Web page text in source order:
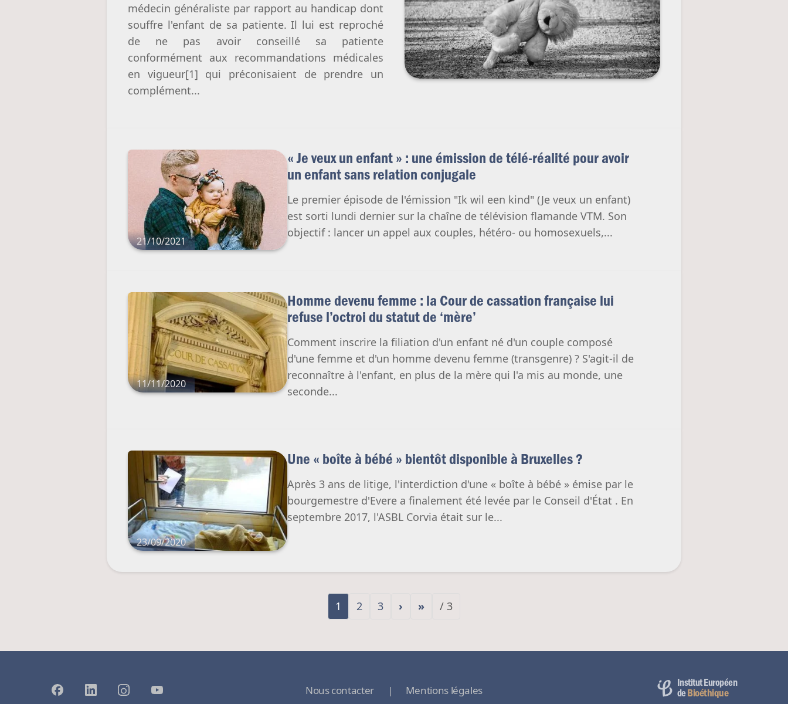
médecin généraliste par rapport au handicap dont
souffre l'enfant de sa patiente. Il lui est reproché
de ne pas avoir conseillé sa patiente
conformément aux recommandations médicales
en vigueur[1] qui préconisaient de prendre un
complément...
21/10/2021
« Je veux un enfant » : une émission de télé-réalité pour avoir
un enfant sans relation conjugale
Le premier épisode de l'émission "Ik wil een kind" (Je veux un enfant)
est sorti lundi dernier sur la chaîne de télévision flamande VTM. Son
objectif : lancer un appel aux couples, hétéro- ou homosexuels,...
11/11/2020
Homme devenu femme : la Cour de cassation française lui
refuse l’octroi du statut de ‘mère’
Comment inscrire la filiation d'un enfant né d'un couple composé
d'une femme et d'un homme devenu femme (transgenre) ? S'agit-il de
reconnaître à l'enfant, en plus de la mère qui l'a mis au monde, une
seconde...
23/09/2020
Une « boîte à bébé » bientôt disponible à Bruxelles ?
Après 3 ans de litige, l'interdiction d'une « boîte à bébé » émise par le
bourgemestre d'Evere a finalement été levée par le Conseil d'État . En
septembre 2017, l'ASBL Corvia était sur le...
1 2 3 › » / 3
Nous contacter | Mentions légales
Institut Européen
deBioéthique